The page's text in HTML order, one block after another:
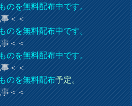
のを無料配布中です。
＜＜
のを無料配布中です。
＜＜
のを無料配布中です。
＜＜
のを無料配布予定。
＜＜